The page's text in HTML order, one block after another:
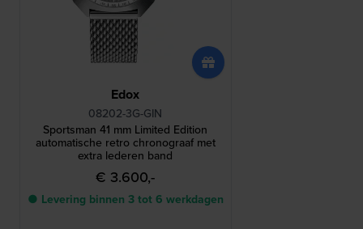
Edox
08202-3G-GIN
Sportsman 41 mm Limited Edition
automatische retro chronograaf met
extra lederen band
€ 3.600,-
● Levering binnen 3 tot 6 werkdagen